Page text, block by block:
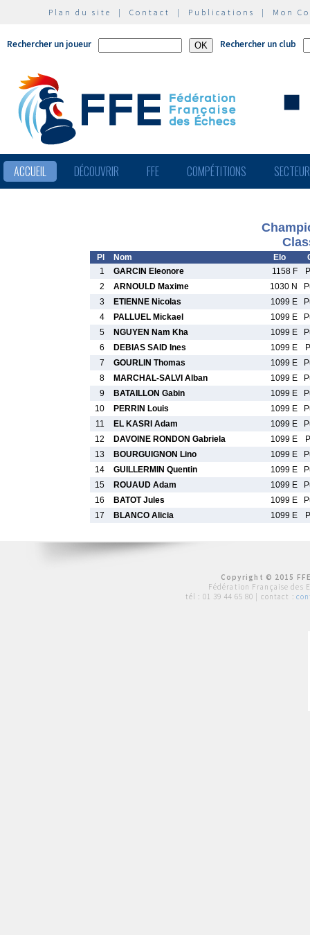
Plan du site | Contact | Publications | Mon
Rechercher un joueur Rechercher un club
ACCUEIL DÉCOUVRIR FFE COMPÉTITIONS
Pl Nom Elo
1
GARCIN Eleonore 1158 F
2
ARNOULD Maxime 1030 N
3
ETIENNE Nicolas 1099 E
4
PALLUEL Mickael 1099 E
5
NGUYEN Nam Kha 1099 E
6
DEBIAS SAID Ines 1099 E
7
GOURLIN Thomas 1099 E
8
MARCHAL-SALVI Alban 1099 E
9
BATAILLON Gabin 1099 E
10
PERRIN Louis 1099 E
11
EL KASRI Adam 1099 E
12
DAVOINE RONDON Gabriela 1099 E
13
BOURGUIGNON Lino 1099 E
14
GUILLERMIN Quentin 1099 E
15
ROUAUD Adam 1099 E
16
BATOT Jules 1099 E
17
BLANCO Alicia 1099 E
Copyright © 2015
Fédération Française des
tél : 01 39 44 65 80 | contact :